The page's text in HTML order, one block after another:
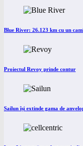
Blue River: 26.123 km cu un
Proiectul Revoy prinde contur
Sailun își extinde gama de